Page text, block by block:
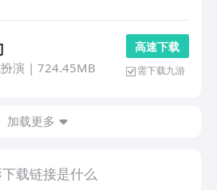
演 | 724.45MB
高 速 下 载
需下载九游
加载更多
载链接是什么